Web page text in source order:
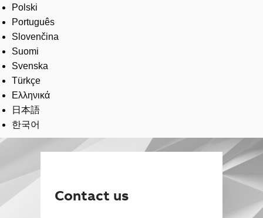
Polski
Português
Slovenčina
Suomi
Svenska
Türkçe
Ελληνικά
日本語
한국어
Contact us